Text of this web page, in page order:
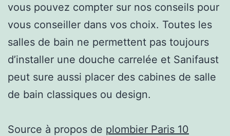
vous pouvez compter sur nos conseils pour
vous conseiller dans vos choix. Toutes les
salles de bain ne permettent pas toujours
d’installer une douche carrelée et Sanifaust
peut sure aussi placer des cabines de salle
de bain classiques ou design.
Source à propos de plombier Paris 10